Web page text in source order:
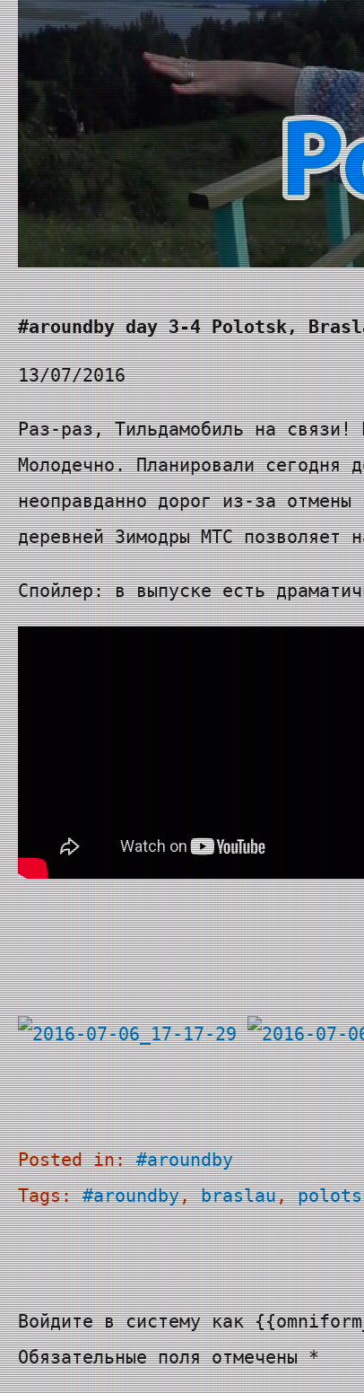
#aroundby day 3-4 Polotsk,
13/07/2016
Раз-раз, Тильдамобиль на
Молодечно. Планировали
неоправданно дорог из-за
деревней Зимодры МТС
Спойлер: в выпуске есть
Posted in:#aroundby
Tags:#aroundby, braslau,
Войдите в систему как
Обязательные поля отмечены *